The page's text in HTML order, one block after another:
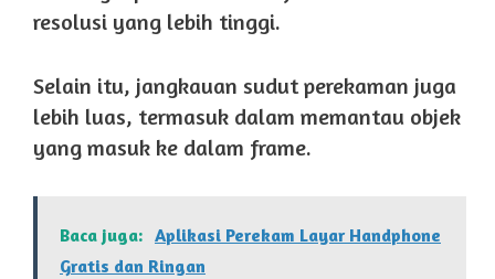
resolusi yang lebih tinggi.
Selain itu, jangkauan sudut perekaman juga
lebih luas, termasuk dalam memantau objek
yang masuk ke dalam frame.
Baca juga: Aplikasi Perekam Layar Handphone
Gratis dan Ringan